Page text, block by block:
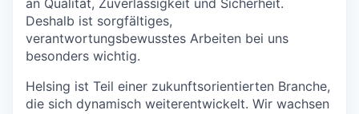
Deshalb ist sorgfältiges,
verantwortungsbewusstes Arbeiten bei uns
besonders wichtig.
Helsing ist Teil einer zukunftsorientierten Branche,
die sich dynamisch weiterentwickelt. Wir wachsen